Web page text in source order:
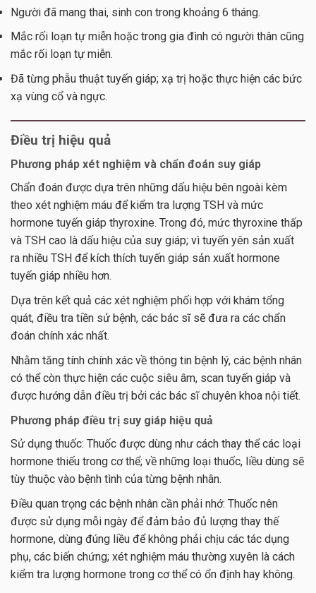
Người đã mang thai, sinh con trong khoảng 6 tháng.
Mắc rối loạn tự miễn hoặc trong gia đình có người thân cũng
mắc rối loạn tự miễn.
Đã từng phẫu thuật tuyến giáp; xạ trị hoặc thực hiện các bức
xạ vùng cổ và ngực.
Điều trị hiệu quả
Phương pháp xét nghiệm và chẩn đoán suy giáp
Chẩn đoán được dựa trên những dấu hiệu bên ngoài kèm
theo xét nghiệm máu để kiểm tra lượng TSH và mức
hormone tuyến giáp thyroxine. Trong đó, mức thyroxine thấp
và TSH cao là dấu hiệu của suy giáp; vì tuyến yên sản xuất
ra nhiều TSH để kích thích tuyến giáp sản xuất hormone
tuyến giáp nhiều hơn.
Dựa trên kết quả các xét nghiệm phối hợp với khám tổng
quát, điều tra tiền sử bệnh, các bác sĩ sẽ đưa ra các chẩn
đoán chính xác nhất.
Nhằm tăng tính chính xác về thông tin bệnh lý, các bệnh nhân
có thể còn thực hiện các cuộc siêu âm, scan tuyến giáp và
được hướng dẫn điều trị bởi các bác sĩ chuyên khoa nội tiết.
Phương pháp điều trị suy giáp hiệu quả
Sử dụng thuốc: Thuốc được dùng như cách thay thể các loại
hormone thiếu trong cơ thể; về những loại thuốc, liều dùng sẽ
tùy thuộc vào bệnh tình của từng bệnh nhân.
Điều quan trọng các bệnh nhân cần phải nhớ: Thuốc nên
được sử dụng mỗi ngày để đảm bảo đủ lượng thay thế
hormone, dùng đúng liều để không phải chịu các tác dụng
phụ, các biến chứng; xét nghiệm máu thường xuyên là cách
kiểm tra lượng hormone trong cơ thể có ổn định hay không.